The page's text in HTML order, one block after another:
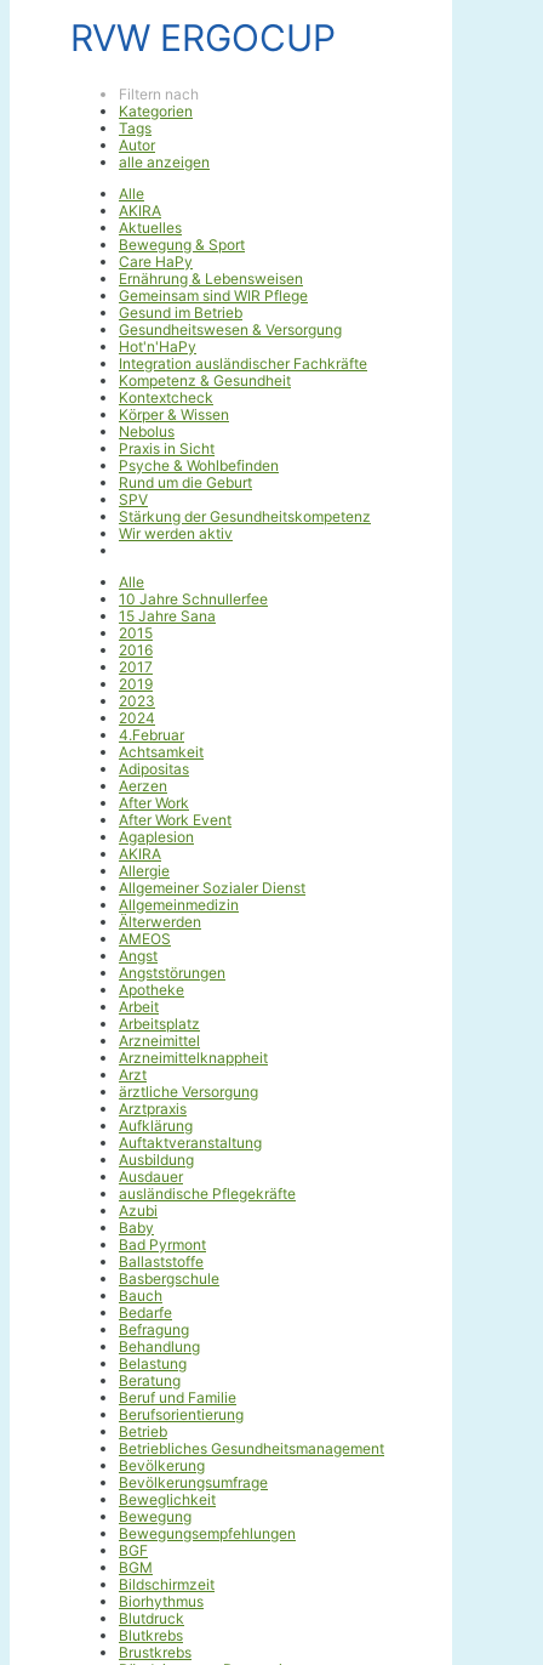
RVW ERGOCUP
Filtern nach
Kategorien
Tags
Autor
alle anzeigen
Alle
AKIRA
Aktuelles
Bewegung & Sport
Care HaPy
Ernährung & Lebensweisen
Gemeinsam sind WIR Pflege
Gesund im Betrieb
Gesundheitswesen & Versorgung
Hot'n'HaPy
Integration ausländischer Fachkräfte
Kompetenz & Gesundheit
Kontextcheck
Körper & Wissen
Nebolus
Praxis in Sicht
Psyche & Wohlbefinden
Rund um die Geburt
SPV
Stärkung der Gesundheitskompetenz
Wir werden aktiv
Alle
10 Jahre Schnullerfee
15 Jahre Sana
2015
2016
2017
2019
2023
2024
4.Februar
Achtsamkeit
Adipositas
Aerzen
After Work
After Work Event
Agaplesion
AKIRA
Allergie
Allgemeiner Sozialer Dienst
Allgemeinmedizin
Älterwerden
AMEOS
Angst
Angststörungen
Apotheke
Arbeit
Arbeitsplatz
Arzneimittel
Arzneimittelknappheit
Arzt
ärztliche Versorgung
Arztpraxis
Aufklärung
Auftaktveranstaltung
Ausbildung
Ausdauer
ausländische Pflegekräfte
Azubi
Baby
Bad Pyrmont
Ballaststoffe
Basbergschule
Bauch
Bedarfe
Befragung
Behandlung
Belastung
Beratung
Beruf und Familie
Berufsorientierung
Betrieb
Betriebliches Gesundheitsmanagement
Bevölkerung
Bevölkerungsumfrage
Beweglichkeit
Bewegung
Bewegungsempfehlungen
BGF
BGM
Bildschirmzeit
Biorhythmus
Blutdruck
Blutkrebs
Brustkrebs